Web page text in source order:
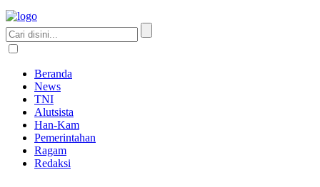
Beranda
News
TNI
Alutsista
Han-Kam
Pemerintahan
Ragam
Redaksi